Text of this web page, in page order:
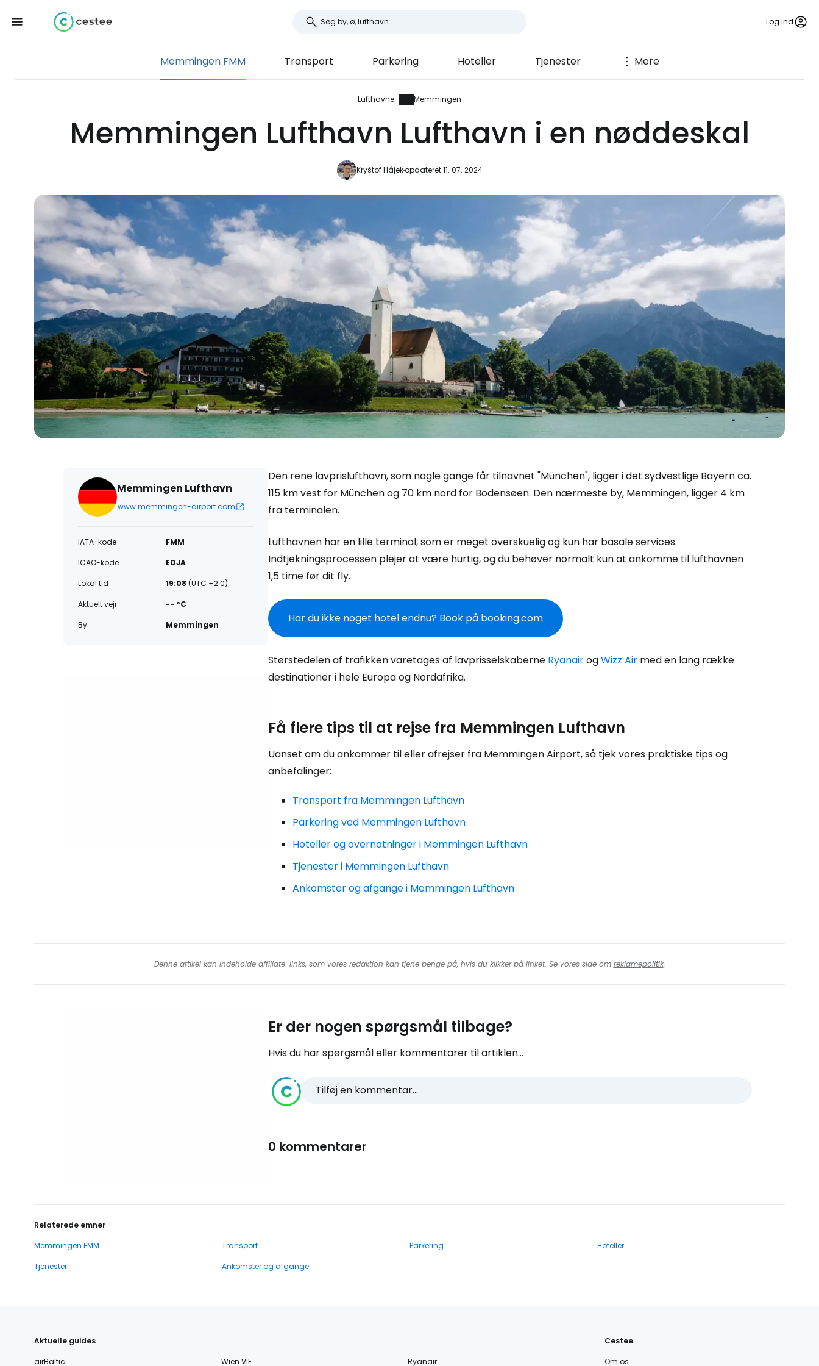
Log ind
Memmingen FMM Transport Parkering Hoteller Tjenester Mere
Lufthavne Memmingen
Memmingen Lufthavn Lufthavn i en nøddeskal
Kryštof Hájekopdateret 11. 07. 2024
Memmingen Lufthavn
www.memmingen-airport.com
IATA-kode
FMM
ICAO-kode
EDJA
Lokal tid
19:08 (UTC +2.0)
Aktuelt vejr
-- °C
By
Memmingen
Den rene lavprislufthavn, som nogle gange får tilnavnet "München", ligger i det sydvestlige Bayern ca.
115 km vest for München og 70 km nord for Bodensøen. Den nærmeste by, Memmingen, ligger 4 km
fra terminalen.
Lufthavnen har en lille terminal, som er meget overskuelig og kun har basale services.
Indtjekningsprocessen plejer at være hurtig, og du behøver normalt kun at ankomme til lufthavnen
1,5 time før dit fly.
Har du ikke noget hotel endnu? Book på booking.com
Størstedelen af trafikken varetages af lavprisselskaberne RyanairogWizz Air med en lang række
destinationer i hele Europa og Nordafrika.
Få flere tips til at rejse fra Memmingen Lufthavn
Uanset om du ankommer til eller afrejser fra Memmingen Airport, så tjek vores praktiske tips og
anbefalinger:
Transport fra Memmingen Lufthavn
Parkering ved Memmingen Lufthavn
Hoteller og overnatninger i Memmingen Lufthavn
Tjenester i Memmingen Lufthavn
Ankomster og afgange i Memmingen Lufthavn
Denne artikel kan indeholde affiliate-links, som vores redaktion kan tjene penge på, hvis du klikker på linket. Se vores side om reklamepolitik.
Er der nogen spørgsmål tilbage?
Hvis du har spørgsmål eller kommentarer til artiklen...
Tilføj en kommentar...
0 kommentarer
Relaterede emner
Memmingen FMM
Transport Parkering
Hoteller
Tjenester
Ankomster og afgange
Aktuelle guides
airBaltic
Wien VIE Ryanair
Cestee
Om os
Log ind på Cestee
... det verdensomspændende rejsefællesskab
Fortsæt med Google
Fortsæt med e-mail